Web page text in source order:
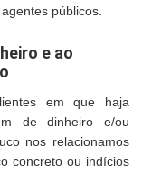
públicos.
e ao
em que haja
de dinheiro e/ou
nos relacionamos
concreto ou indícios